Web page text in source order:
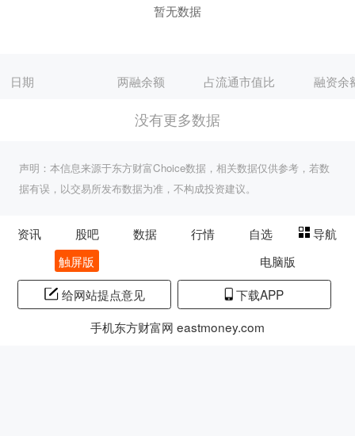
暂无数据
日期 两融余额 占流通市值比 融资余
没有更多数据
声明：本信息来源于东方财富Choice数据，相关数据仅供参考，若数
据有误，以交易所发布数据为准，不构成投资建议。
资讯 股吧 数据 行情 自选
导航
触屏版
电脑版
给网站提点意见
下载APP
手机东方财富网 eastmoney.com